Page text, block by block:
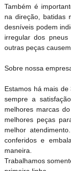
Também é
na direção, batidas
desníveis podem
irregular dos
outras peças
Sobre nossa
Estamos há mais
sempre a
melhores marcas
melhores peças
melhor
conferidos e
maneira.
Trabalhamos